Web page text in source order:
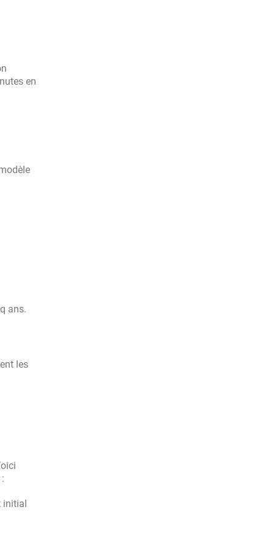
en
ans.
les
initial